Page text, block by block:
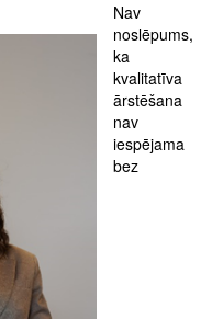
Nav
noslēpums,
ka
kvalitatīva
ārstēšana
nav
iespējama
bez